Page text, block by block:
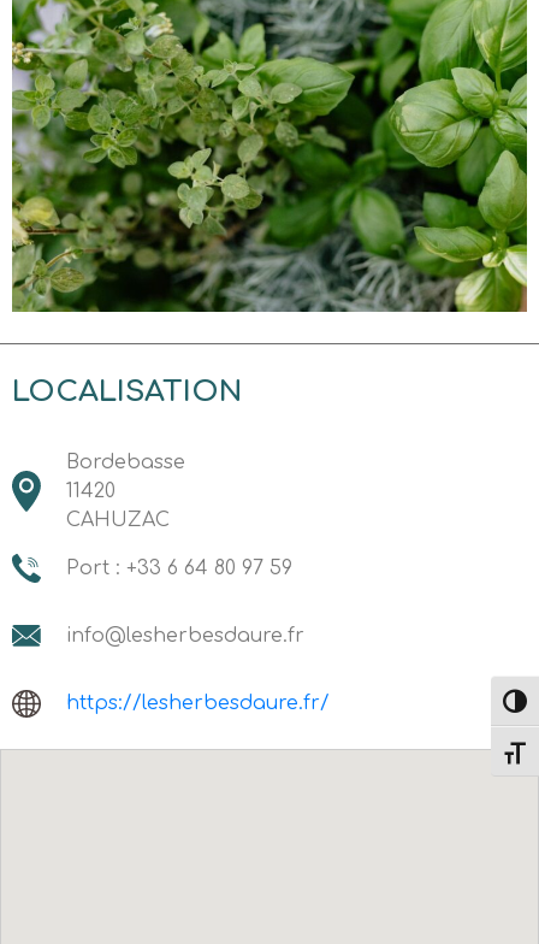
LOCALISATION
Bordebasse
11420
CAHUZAC
Port : +33 6 64 80 97 59
info@lesherbesdaure.fr
https://lesherbesdaure.fr/